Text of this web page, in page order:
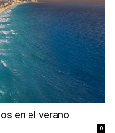
en el verano
0